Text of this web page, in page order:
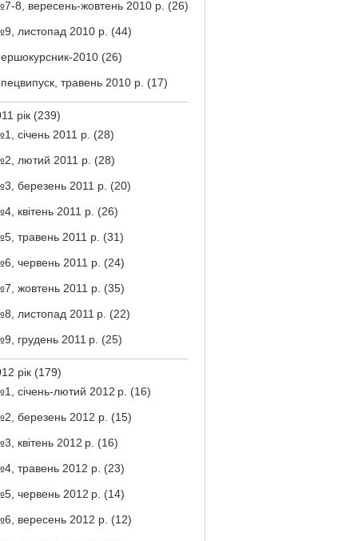
8, вересень-жовтень 2010 р. (26)
листопад 2010 р. (44)
2010 (26)
травень 2010 р. (17)
рік (239)
січень 2011 р. (28)
лютий 2011 р. (28)
березень 2011 р. (20)
квітень 2011 р. (26)
травень 2011 р. (31)
червень 2011 р. (24)
жовтень 2011 р. (35)
листопад 2011 р. (22)
грудень 2011 р. (25)
рік (179)
січень-лютий 2012 р. (16)
березень 2012 р. (15)
квітень 2012 р. (16)
травень 2012 р. (23)
червень 2012 р. (14)
вересень 2012 р. (12)